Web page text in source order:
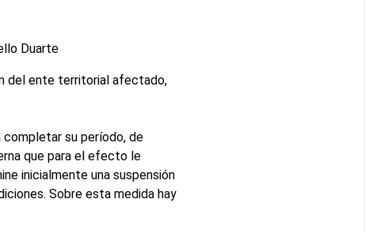
Duarte
del ente territorial afectado,
completar su período, de
que para el efecto le
inicialmente una suspensión
Sobre esta medida hay